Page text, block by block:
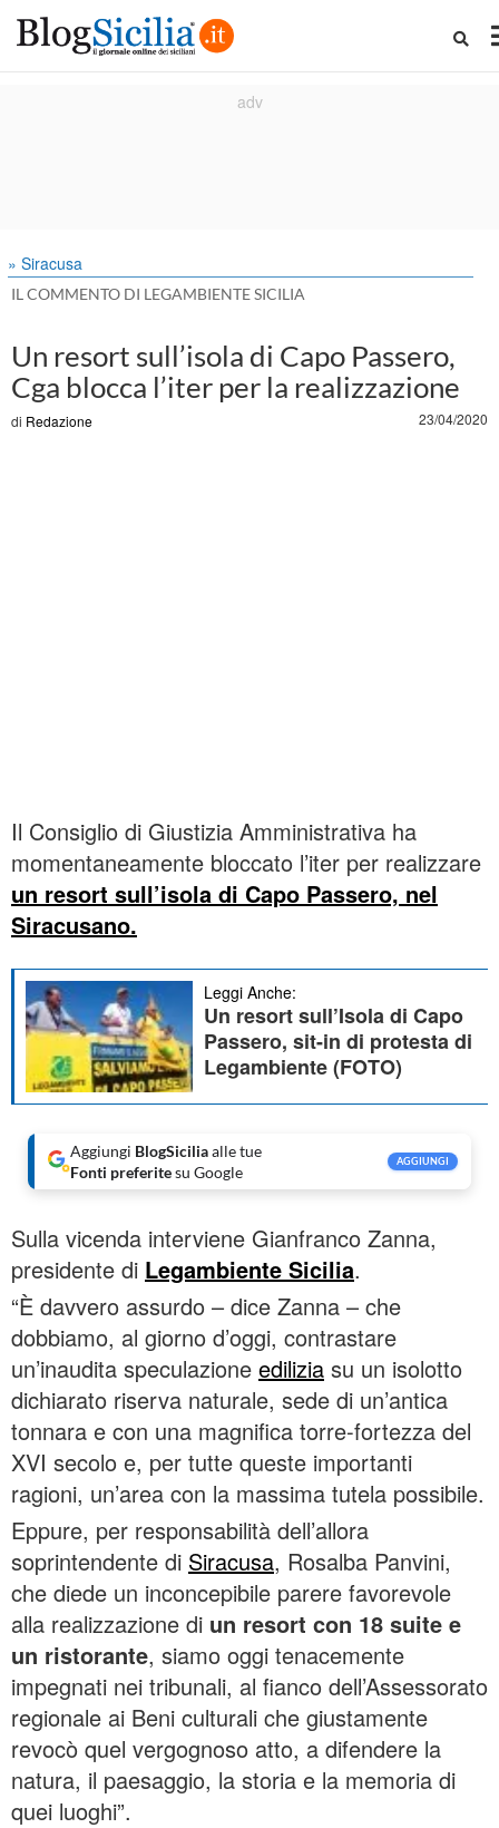
» Siracusa
IL COMMENTO DI LEGAMBIENTE SICILIA
Un resort sull’isola di Capo Passero,
Cga blocca l’iter per la realizzazione
di Redazione 23/04/2020
Il Consiglio di Giustizia Amministrativa ha
momentaneamente bloccato l’iter per realizzare
un resort sull’isola di Capo Passero, nel
Siracusano.
Leggi Anche:
Un resort sull’Isola di Capo
Passero, sit-in di protesta di
Legambiente (FOTO)
Aggiungi BlogSiciliaalle tue
Fonti preferitesu Google
AGGIUNGI
Sulla vicenda interviene Gianfranco Zanna,
presidente di Legambiente Sicilia.
“È davvero assurdo – dice Zanna – che
dobbiamo, al giorno d’oggi, contrastare
un’inaudita speculazione edilizia su un isolotto
dichiarato riserva naturale, sede di un’antica
tonnara e con una magnifica torre-fortezza del
XVI secolo e, per tutte queste importanti
ragioni, un’area con la massima tutela possibile.
Eppure, per responsabilità dell’allora
soprintendente di Siracusa, Rosalba Panvini,
che diede un inconcepibile parere favorevole
alla realizzazione di un resort con 18 suite e
un ristorante, siamo oggi tenacemente
impegnati nei tribunali, al fianco dell’Assessorato
regionale ai Beni culturali che giustamente
revocò quel vergognoso atto, a difendere la
natura, il paesaggio, la storia e la memoria di
quei luoghi”.